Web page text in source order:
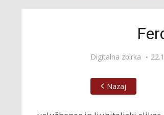
Digitalna zbirka
Nazaj